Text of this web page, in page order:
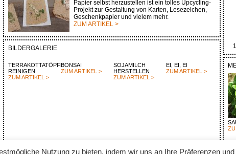
Papier selbst herzustellen ist ein tolles Upcycling-
Projekt zur Gestaltung von Karten, Lesezeichen,
Geschenkpapier und vielem mehr.
ZUM ARTIKEL >
BILDERGALERIE
TERRAKOTTATÖPFE
REINIGEN
ZUM ARTIKEL >
BONSAI
ZUM ARTIKEL >
SOJAMILCH
HERSTELLEN
ZUM ARTIKEL >
EI, EI, EI
ZUM ARTIKEL >
Nutzung zu bieten, indem wir uns an Ihre Präferenzen und